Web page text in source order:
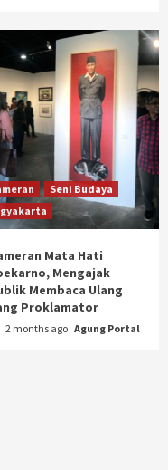
Seni Budaya
Mata Hati
Mengajak
Membaca Ulang
Proklamator
2 months ago Agung Portal